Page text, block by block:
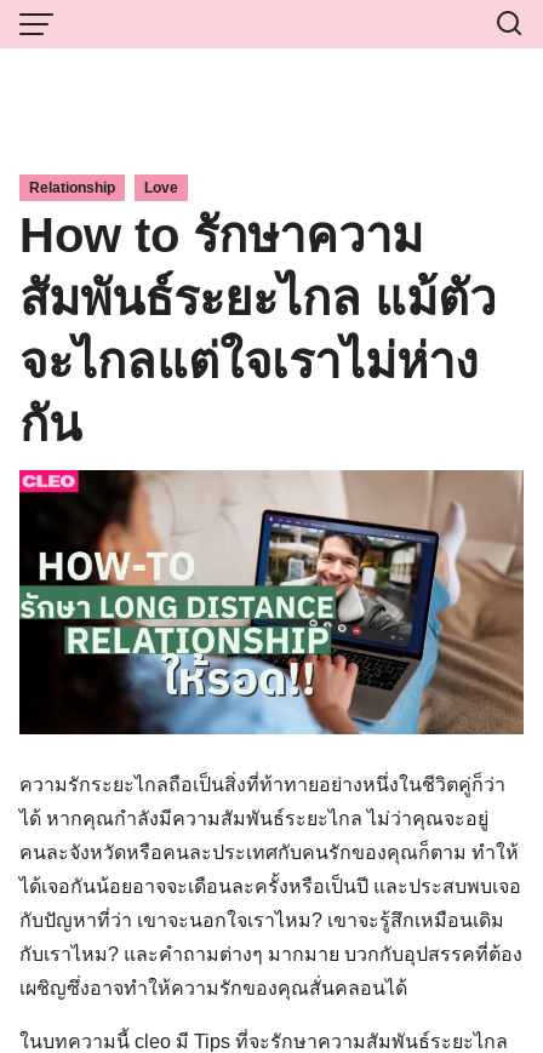
Skip
to
Relationship Love
How to รักษาความ
สัมพันธ์ระยะไกล แม้ตัว
จะไกลแต่ใจเราไม่ห่าง
กัน
ความรักระยะไกลถือเป็นสิ่งที่ท้าทายอย่างหนึ่งในชีวิตคู่ก็ว่า
ได้ หากคุณกำลังมีความสัมพันธ์ระยะไกล ไม่ว่าคุณจะอยู่
คนละจังหวัดหรือคนละประเทศกับคนรักของคุณก็ตาม ทำให้
ได้เจอกันน้อยอาจจะเดือนละครั้งหรือเป็นปี และประสบพบเจอ
กับปัญหาที่ว่า เขาจะนอกใจเราไหม? เขาจะรู้สึกเหมือนเดิม
กับเราไหม? และคำถามต่างๆ มากมาย บวกกับอุปสรรคที่ต้อง
เผชิญซึ่งอาจทำให้ความรักของคุณสั่นคลอนได้
ในบทความนี้ cleo มี Tips ที่จะรักษาความสัมพันธ์ระยะไกล